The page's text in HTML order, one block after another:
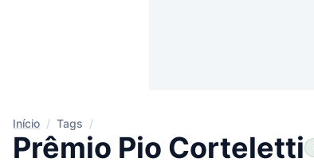
Início / Tags /
Prêmio Pio Corteletti